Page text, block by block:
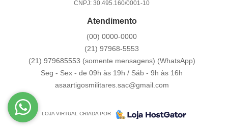
CNPJ: 30.495.160/0001-10
Atendimento
(00) 0000-0000
(21) 97968-5553
(21) 979685553 (somente mensagens) (WhatsApp)
Seg - Sex - de 09h às 19h / Sáb - 9h às 16h
asaartigosmilitares.sac@gmail.com
LOJA VIRTUAL CRIADA POR